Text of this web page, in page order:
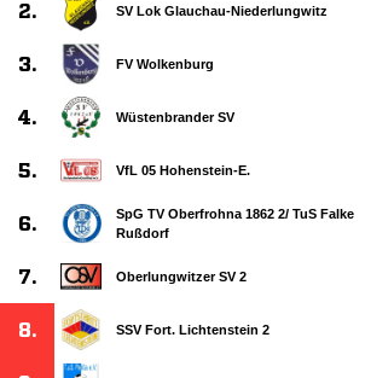
2. SV Lok Glauchau-Niederlungwitz
3. FV Wolkenburg
4. Wüstenbrander SV
5. VfL 05 Hohenstein-E.
6.
SpG TV Oberfrohna 1862 2/​ TuS Falke
Rußdorf
7. Oberlungwitzer SV 2
8. SSV Fort. Lichtenstein 2